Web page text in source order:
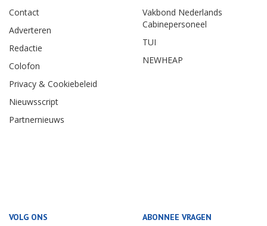
Contact
Adverteren
Redactie
Colofon
Privacy & Cookiebeleid
Nieuwsscript
Partnernieuws
Vakbond Nederlands
Cabinepersoneel
TUI
NEWHEAP
VOLG ONS ABONNEE VRAGEN